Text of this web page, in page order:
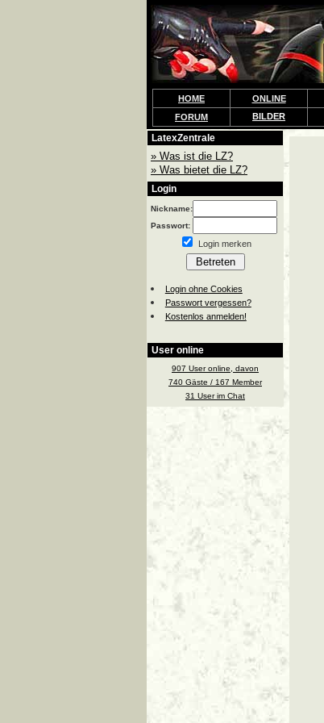
HOME ONLINE
FORUM
BILDER
LatexZentrale
» Was ist die LZ?
» Was bietet die LZ?
Login
Nickname:
Passwort:
Login merken
Login ohne Cookies
Passwort vergessen?
Kostenlos anmelden!
User online
907 User online, davon
740 Gäste / 167 Member
31 User im Chat